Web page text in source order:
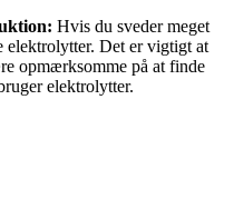
Hvis du sveder meget
elektrolytter. Det er vigtigt at
opmærksomme på at finde
elektrolytter.